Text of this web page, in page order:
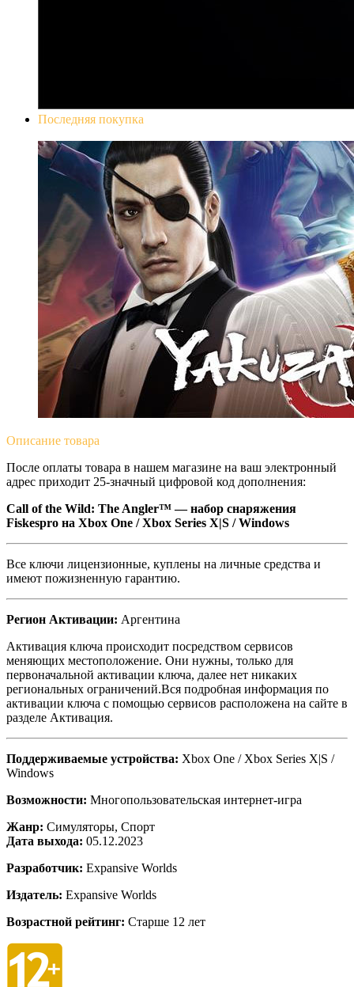
Последняя покупка
Описание товара
После оплаты товара в нашем магазине на ваш электронный
адрес приходит 25-значный цифровой код дополнения:
Call of the Wild: The Angler™ — набор снаряжения
Fiskespro на Xbox One / Xbox Series X|S / Windows
Все ключи лицензионные, куплены на личные средства и
имеют пожизненную гарантию.
Регион Активации: Аргентина
Активация ключа происходит посредством сервисов
меняющих местоположение. Они нужны, только для
первоначальной активации ключа, далее нет никаких
региональных ограничений.Вся подробная информация по
активации ключа с помощью сервисов расположена на сайте в
разделе Активация.
Поддерживаемые устройства: Xbox One / Xbox Series X|S /
Windows
Возможности: Многопользовательская интернет-игра
Жанр: Симуляторы, Спорт
Дата выхода: 05.12.2023
Разработчик: Expansive Worlds
Издатель: Expansive Worlds
Возрастной рейтинг: Старше 12 лет